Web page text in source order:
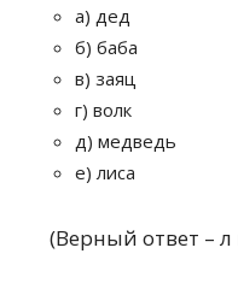
а) дед
б) баба
в) заяц
г) волк
д) медведь
е) лиса
(Верный ответ – л